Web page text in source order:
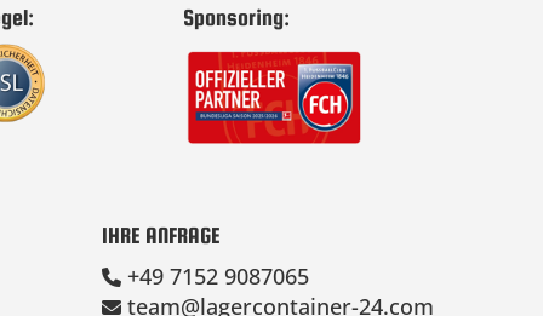
Sponsoring:
IHRE ANFRAGE
+49 7152 9087065
team@lagercontainer-24.com